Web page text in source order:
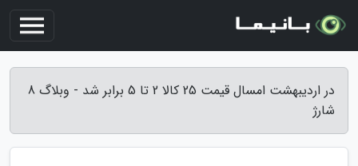
در اردیبهشت امسال قیمت 25 کالا 2 تا 5 برابر شد - وبلاگ 8
شارژ